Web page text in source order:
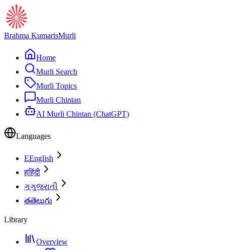
Brahma KumarisMurli
Home
Murli Search
Murli Topics
Murli Chintan
AI Murli Chintan (ChatGPT)
Languages
EEnglish
हहिंदी
ગગુજરાતી
తతెలుగు
Library
Overview